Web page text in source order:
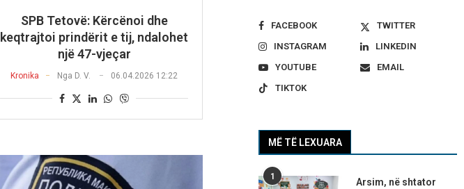
SPB Tetovë: Kërcënoi dhe
keqtrajtoi prindërit e tij, ndalohet
një 47-vjeçar
Kronika Nga D. V. 06.04.2026 12:22
FACEBOOK
TWITTER
INSTAGRAM
LINKEDIN
YOUTUBE
EMAIL
TIKTOK
MË TË LEXUARA
1
Arsim, në shtator